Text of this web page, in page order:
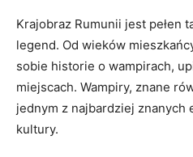
Krajobraz Rumunii jest pełen
legend. Od wieków
sobie historie o wampirach,
miejscach. Wampiry, znane
jednym z najbardziej znanych
kultury.